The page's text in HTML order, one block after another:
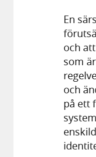
En
och
som
och
på ett